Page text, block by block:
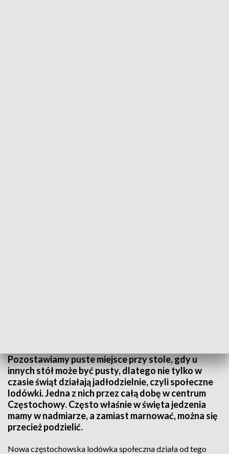
Pozostawiamy puste miejsce przy stole, gdy u
innych stół może być pusty, dlatego nie tylko w
czasie świąt działają jadłodzielnie, czyli społeczne
lodówki. Jedna z nich przez całą dobę w centrum
Częstochowy. Często właśnie w święta jedzenia
mamy w nadmiarze, a zamiast marnować, można się
przecież podzielić.
Nowa częstochowska lodówka społeczna działa od tego